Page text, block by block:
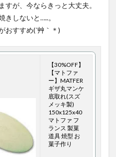
が、今ならきっと大丈夫。
きしないと…..。
おすすめ(´艸｀＊)
【30%OFF】
【マトファ
ー】MATFER
ギザ丸マンケ
底取れ(スズ
メッキ製)
150x125x40
マトファ フ
ランス 製菓
道具 焼型 お
菓子作り